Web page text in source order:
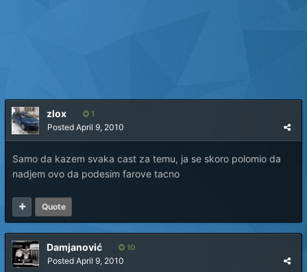
zlox 1
Posted April 9, 2010
Samo da kazem svaka cast za temu, ja se skoro polomio da
nadjem ovo da podesim farove tacno
Quote
Damjanović 10
Posted April 9, 2010